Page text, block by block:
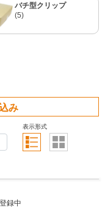
バチ型クリップ
(5)
み
表示形式
録中